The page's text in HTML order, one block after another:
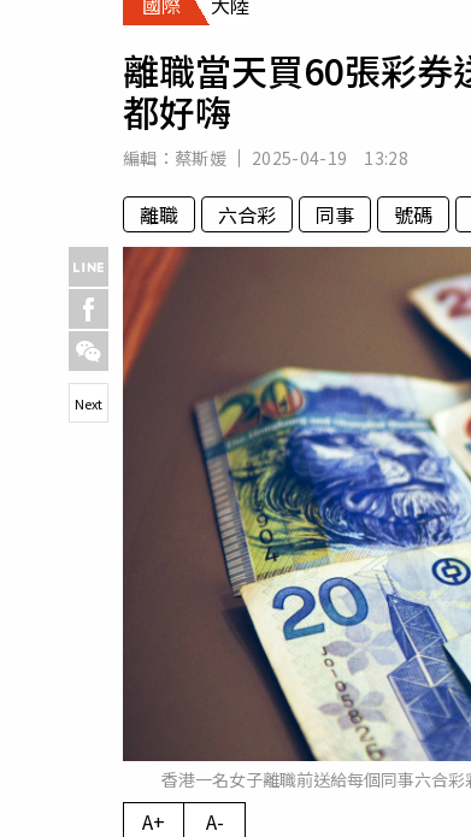
專欄
離職當天買60張彩
都好嗨
編輯： 蔡斯媛 2025-04-19 13:28
離職 六合彩 同事 號碼
香港一名女子離職前送給每個同事六合
Next
A+ A-